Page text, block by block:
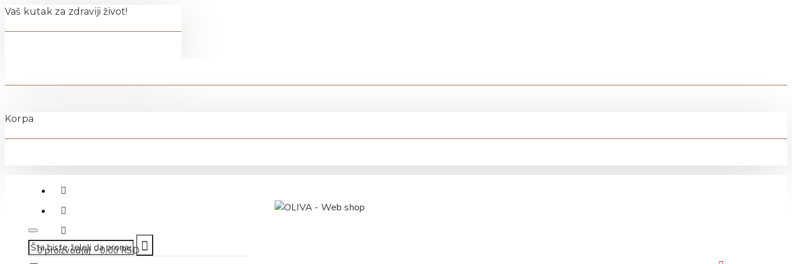
Vaš kutak za zdraviji život!
Korpa
011-40-70-500
0 proizvod(a) - 0,00 RSD